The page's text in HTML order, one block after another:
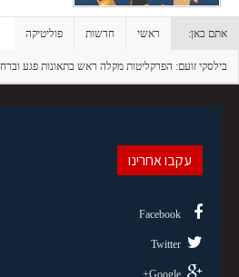
אתם כאן: ראשי חדשות פוליטיקה
בילסקי זועם: הפרקליטות מקלה ראש בתאונות פגע וברח
עקבו אחרינו
Facebook
Twitter
Google+